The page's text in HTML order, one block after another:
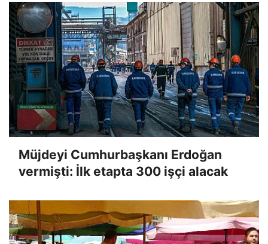
Müjdeyi Cumhurbaşkanı Erdoğan
vermişti: İlk etapta 300 işçi alacak